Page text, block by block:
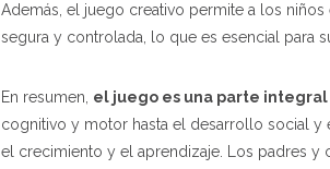
Además, el juego creativo permite a los
segura y controlada, lo que es esencial para
En resumen, el juego es una parte
cognitivo y motor hasta el desarrollo social
el crecimiento y el aprendizaje. Los padres